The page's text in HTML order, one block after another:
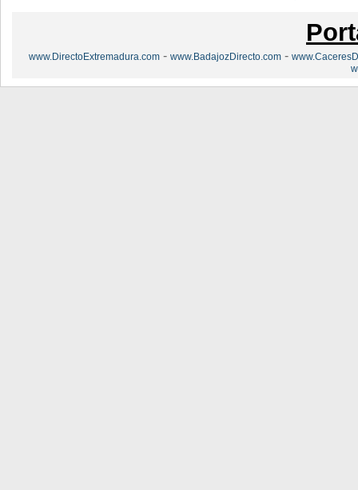
www.DirectoExtremadura.com - www.BadajozDirecto.com -